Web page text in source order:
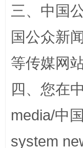
阿坝州三
三、中国
国公众新
等传媒网
四、您在
media/中
system